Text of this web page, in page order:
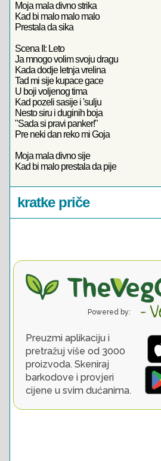
Moja mala divno strika
Kad bi malo malo malo
Prestala da sika
Scena II: Leto
Ja mnogo volim svoju dragu
Kada dodje letnja vrelina
Tad mi sije kupace gace
U boji voljenog tima
Kad pozeli sasije i 'sulju
Nesto siru i duginih boja
"Sada si pravi panker!"
Pre neki dan reko mi Goja
Moja mala divno sije
Kad bi malo prestala da pije
kratke priče